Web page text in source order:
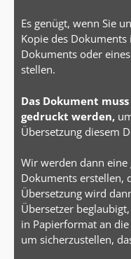
Es genügt, wenn Sie
Kopie des Dokuments
Dokuments oder
stellen.
Das Dokument
gedruckt werden,
Übersetzung diesem
Wir werden dann eine
Dokuments erstellen,
Übersetzung wird
Übersetzer
in Papierformat an die
um sicherzustellen,